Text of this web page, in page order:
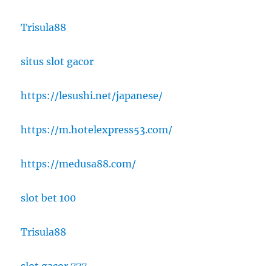
Trisula88
situs slot gacor
https://lesushi.net/japanese/
https://m.hotelexpress53.com/
https://medusa88.com/
slot bet 100
Trisula88